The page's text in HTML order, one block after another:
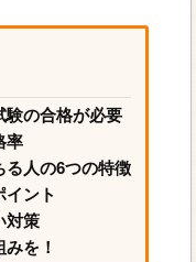
験の合格が必要
率
る人の6つの特徴
イント
対策
を！